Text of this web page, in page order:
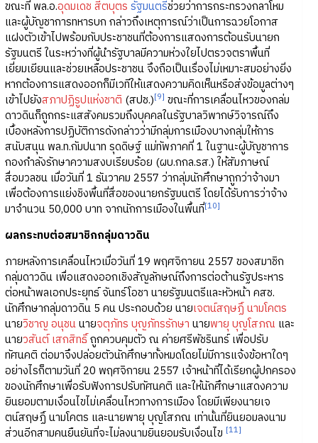
ขณะที่ พล.อ.อุดมเดช สีตบุตร รัฐมนตรีช่วยว่าการกระทรวงกลาโหม
และผู้บัญชาการทหารบก กล่าวถึงเหตุการณ์ว่าเป็นการฉวยโอกาส
แฝงตัวเข้าไปพร้อมกับประชาชนที่ต้องการแสดงการต้อนรับนายก
รัฐมนตรี ในระหว่างที่ผู้นำรัฐบาลมีความห่วงใยไปตรวจตราพื้นที่
เยี่ยมเยียนและช่วยเหลือประชาชน จึงถือเป็นเรื่องไม่เหมาะสมอย่างยิ่ง
หากต้องการแสดงออกก็มีเวทีให้แสดงความคิดเห็นหรือส่งข้อมูลต่างๆ
เข้าไปยังสภาปฏิรูปแห่งชาติ (สปช.)[9] ขณะที่การเคลื่อนไหวของกล่ม
ดาวดินก็ถูกกระแสสังคมรวมถึงบุคคลในรัฐบาลวิพากษ์วิจารณ์ถึง
เบื้องหลังการปฏิบัติการดังกล่าวว่ามีกลุ่มการเมืองบางกลุ่มให้การ
สนับสนุน พล.ท.กัมปนาท รุดดิษฐ์ แม่ทัพภาคที่ 1 ในฐานะผู้บัญชาการ
กองกำลังรักษาความสงบเรียบร้อย (ผบ.กกล.รส.) ให้สัมภาษณ์
สื่อมวลชน เมื่อวันที่ 1 ธันวาคม 2557 ว่ากลุ่มนักศึกษาถูกว่าจ้างมา
เพื่อต้องการแย่งชิงพื้นที่สื่อของนายกรัฐมนตรี โดยได้รับการว่าจ้าง
มาจำนวน 50,000 บาท จากนักการเมืองในพื้นที่[10]
ผลกระทบต่อสมาชิกกลุ่มดาวดิน
ภายหลังการเคลื่อนไหวเมื่อวันที่ 19 พฤศจิกายน 2557 ของสมาชิก
กลุ่มดาวดิน เพื่อแสดงออกเชิงสัญลักษณ์ถึงการต่อต้านรัฐประหาร
ต่อหน้าพลเอกประยุทธ์ จันทร์โอชา นายรัฐมนตรีและหัวหน้า คสช.
นักศึกษากลุ่มดาวดิน 5 คน ประกอบด้วย นายเจตน์สฤษฏิ์ นามโคตร
นายวิชาญ อนุชนนายจตุภัทร บุญภัทรรักษา นายพายุ บุญโสภณ และ
นายวสันต์ เสกสิทธิ์ถูกควบคุมตัว ณ ค่ายศรีพัชรินทร์ เพื่อปรับ
ทัศนคติ ต่อมาจึงปล่อยตัวนักศึกษาทั้งหมดโดยไม่มีการแจ้งข้อหาใดๆ
อย่างไรก็ตามวันที่ 20 พฤศจิกายน 2557 เจ้าหน้าที่ได้เรียกผู้ปกครอง
ของนักศึกษาเพื่อรับฟังการปรับทัศนคติ และให้นักศึกษาแสดงความ
ยินยอมตามเงื่อนไขไม่เคลื่อนไหวทางการเมือง โดยมีเพียงนายเจ
ตน์สฤษฏิ์ นามโคตร และนายพายุ บุญโสภณ เท่านั้นที่ยินยอมลงนาม
ส่วนอีกสามคนยืนยันที่จะไม่ลงนามยินยอมรับเงื่อนไข [11]